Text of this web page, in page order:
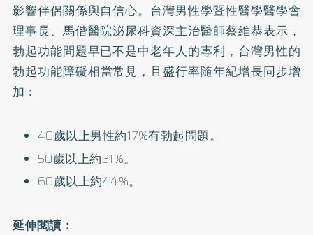
影響伴侶關係與自信心。台灣男性學暨性醫學醫學會
理事長、馬偕醫院泌尿科資深主治醫師蔡維恭表示，
勃起功能問題早已不是中老年人的專利，台灣男性的
勃起功能障礙相當常見，且盛行率隨年紀增長同步增
加：
40歲以上男性約17%有勃起問題。
50歲以上約31%。
60歲以上約44%。
延伸閱讀：